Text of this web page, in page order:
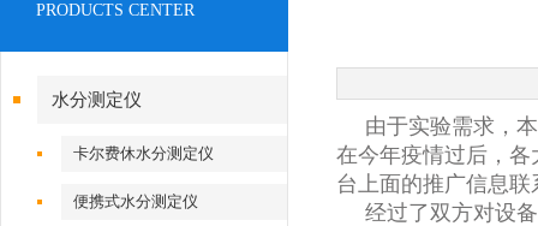
PRODUCTS CENTER
水分测定仪
卡尔费休水分测定仪
便携式水分测定仪
由于实验需求，
在今年疫情过后，
台上面的推广信息
经过了双方对设